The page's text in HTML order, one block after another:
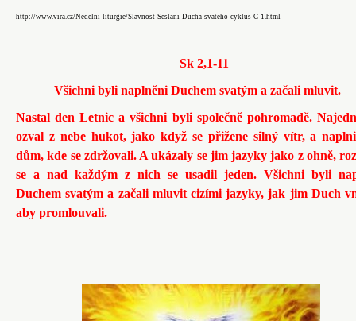
http://www.vira.cz/Nedelni-liturgie/Slavnost-Seslani-Ducha-svateho-cyklus-C-1.html
Sk 2,1-11
Všichni byli naplněni Duchem svatým a začali mluvit.
Nastal den Letnic a všichni byli společně pohromadě.
ozval z nebe hukot, jako když se přižene silný vítr, a
dům, kde se zdržovali. A ukázaly se jim jazyky jako z ohně,
se a nad každým z nich se usadil jeden. Všichni byli
Duchem svatým a začali mluvit cizími jazyky, jak jim Duch
aby promlouvali.